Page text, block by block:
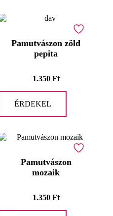
Pamutvászon zöld
pepita
1.350 Ft
ÉRDEKEL
Pamutvászon
mozaik
1.350 Ft